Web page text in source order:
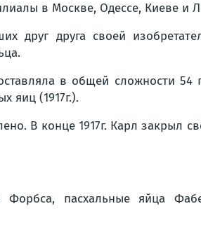
в Москве, Одессе, Киеве и
друг друга своей
в общей сложности 54
яиц (1917г.).
В конце 1917г. Карл закрыл
Форбса, пасхальные яйца